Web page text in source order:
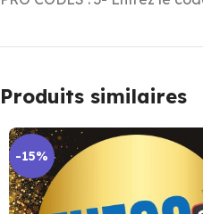
Produits similaires
-15%